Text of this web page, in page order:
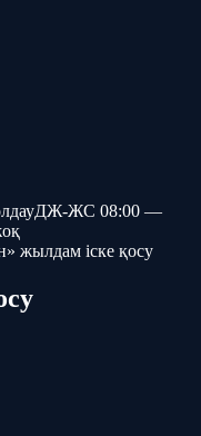
ДЖ-ЖС 08:00 —
жылдам іске қосу